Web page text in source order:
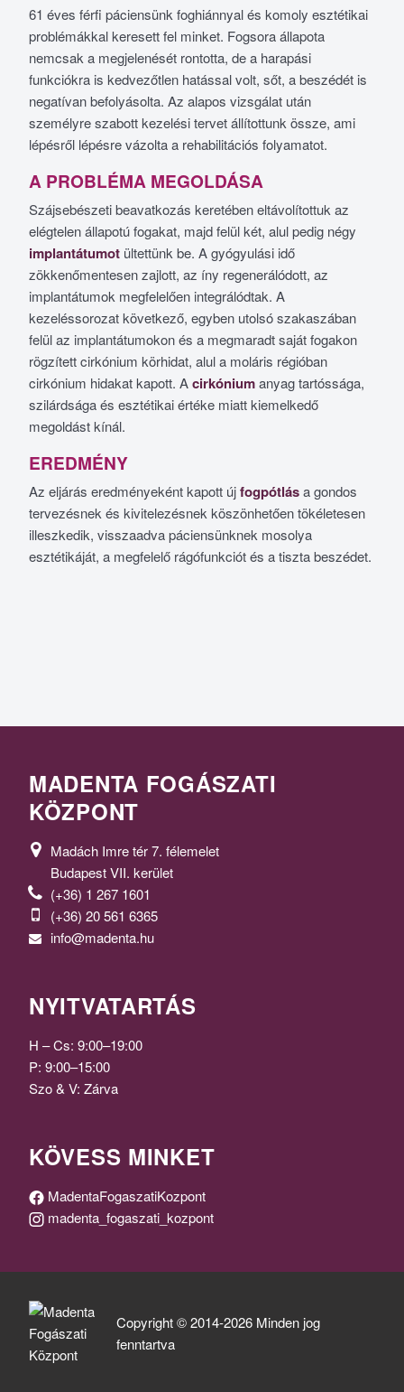
61 éves férfi páciensünk foghiánnyal és komoly esztétikai
problémákkal keresett fel minket. Fogsora állapota
nemcsak a megjelenését rontotta, de a harapási
funkciókra is kedvezőtlen hatással volt, sőt, a beszédét is
negatívan befolyásolta. Az alapos vizsgálat után
személyre szabott kezelési tervet állítottunk össze, ami
lépésről lépésre vázolta a rehabilitációs folyamatot.
A PROBLÉMA MEGOLDÁSA
Szájsebészeti beavatkozás keretében eltávolítottuk az
elégtelen állapotú fogakat, majd felül két, alul pedig négy
implantátumot ültettünk be. A gyógyulási idő
zökkenőmentesen zajlott, az íny regenerálódott, az
implantátumok megfelelően integrálódtak. A
kezeléssorozat következő, egyben utolsó szakaszában
felül az implantátumokon és a megmaradt saját fogakon
rögzített cirkónium körhidat, alul a moláris régióban
cirkónium hidakat kapott. Acirkóniumanyag tartóssága,
szilárdsága és esztétikai értéke miatt kiemelkedő
megoldást kínál.
EREDMÉNY
Az eljárás eredményeként kapott újfogpótlása gondos
tervezésnek és kivitelezésnek köszönhetően tökéletesen
illeszkedik, visszaadva páciensünknek mosolya
esztétikáját, a megfelelő rágófunkciót és a tiszta beszédet.
MADENTA FOGÁSZATI
KÖZPONT
Madách Imre tér 7. félemelet
Budapest VII. kerület
(+36) 1 267 1601
(+36) 20 561 6365
info@madenta.hu
NYITVATARTÁS
H – Cs: 9:00–19:00
P: 9:00–15:00
Szo & V: Zárva
KÖVESS MINKET
MadentaFogaszatiKozpont
madenta_fogaszati_kozpont
Copyright © 2014-2026 Minden jog
fenntartva